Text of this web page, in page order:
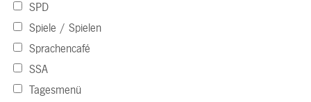
SPD
Spiele / Spielen
Sprachencafé
SSA
Tagesmenü